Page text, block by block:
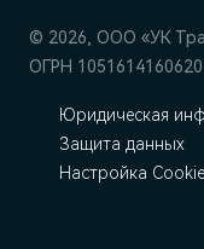
© 2026, ООО «УК
ОГРН 1051614160620
Юридическая
Защита данных
Настройка